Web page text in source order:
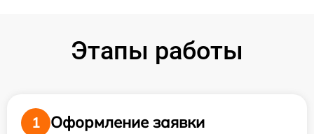
Этапы работы
1
Оформление заявки